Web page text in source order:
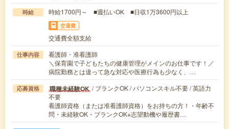
時給 時給1700円～ ■週払いOK ■日収1万3600円以上
交通費
交通費全額支給
仕事内容
看護師・准看護師
＼保育園で子どもたちの健康管理がメインのお仕事です！／
病院勤務とは違って急な対応や医療行為も少なく、…
応募資格 職種未経験OK / ブランクOK / パソコンスキル不要 / 英語力
不要
看護師資格（または准看護師資格）をお持ちの方！・年齢不
問・未経験OK・ブランクOK※志望動機や履歴書…